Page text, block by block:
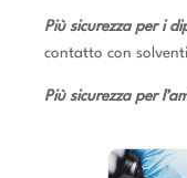
Più sicurezza per i
contatto con
Più sicurezza per